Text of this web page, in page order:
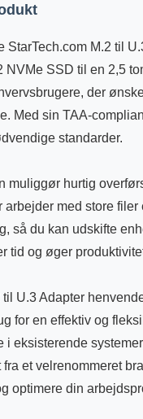
StarTech.com M.2 til
NVMe SSD til en 2,5
der
Med sin TAA-
standarder.
muliggør hurtig
arbejder med store
så du kan udskifte
tid og øger
til U.3 Adapter
for en effektiv og
i eksisterende
et velrenommeret
optimere din